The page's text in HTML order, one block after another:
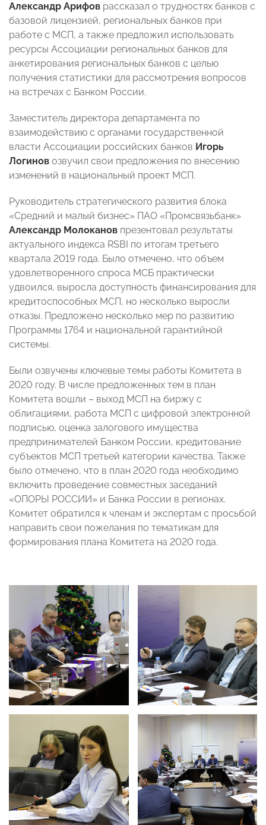
Александр Арифов рассказал о трудностях банков с
базовой лицензией, региональных банков при
работе с МСП, а также предложил использовать
ресурсы Ассоциации региональных банков для
анкетирования региональных банков с целью
получения статистики для рассмотрения вопросов
на встречах с Банком России.
Заместитель директора департамента по
взаимодействию с органами государственной
власти Ассоциации российских банков Игорь
Логинов озвучил свои предложения по внесению
изменений в национальный проект МСП.
Руководитель стратегического развития блока
«Средний и малый бизнес» ПАО «Промсвязьбанк»
Александр Молоканов презентовал результаты
актуального индекса RSBI по итогам третьего
квартала 2019 года. Было отмечено, что объем
удовлетворенного спроса МСБ практически
удвоился, выросла доступность финансирования для
кредитоспособных МСП, но несколько выросли
отказы. Предложено несколько мер по развитию
Программы 1764 и национальной гарантийной
системы.
Были озвучены ключевые темы работы Комитета в
2020 году. В числе предложенных тем в план
Комитета вошли – выход МСП на биржу с
облигациями, работа МСП с цифровой электронной
подписью, оценка залогового имущества
предпринимателей Банком России, кредитование
субъектов МСП третьей категории качества. Также
было отмечено, что в план 2020 года необходимо
включить проведение совместных заседаний
«ОПОРЫ РОССИИ» и Банка России в регионах.
Комитет обратился к членам и экспертам с просьбой
направить свои пожелания по тематикам для
формирования плана Комитета на 2020 года.